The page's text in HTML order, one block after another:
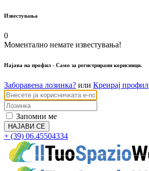
Известувања
0
Моментално немате известувања!
Најава на профил - Само за регистрирани корисници.
Заборавена лозинка? или Креирај профил
Запомни ме
+ (39) 06.45504334